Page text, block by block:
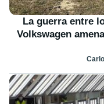
La guerra entre
Volkswagen